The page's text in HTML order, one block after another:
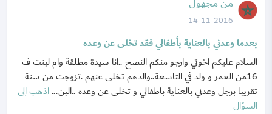
14-11-2016
بعدما وعدني بالعناية بأطفالي فقد تخلى عن وعده
السلام عليكم اخوتي وارجو منكم النصح ..انا سيدة مطلقة وام لبنت ف
16من العمر و ولد في التاسعة..والدهم تخلى عنهم .تزوجت من سنة
تقريبا برجل وعدني بالعناية باطفالي و تخلى عن وعده ..البن...اذهب إلى
السؤال